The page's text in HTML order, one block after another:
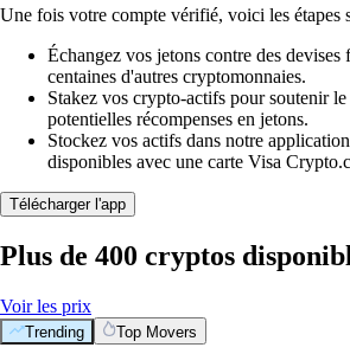
Une fois votre compte vérifié, voici les étapes
Échangez vos jetons contre des devises
centaines d'autres cryptomonnaies.
Stakez vos crypto-actifs pour soutenir
potentielles récompenses en jetons.
Stockez vos actifs dans notre
disponibles avec une carte Visa
Télécharger l'app
Plus de 400 cryptos
Voir les prix
Trending Top Movers